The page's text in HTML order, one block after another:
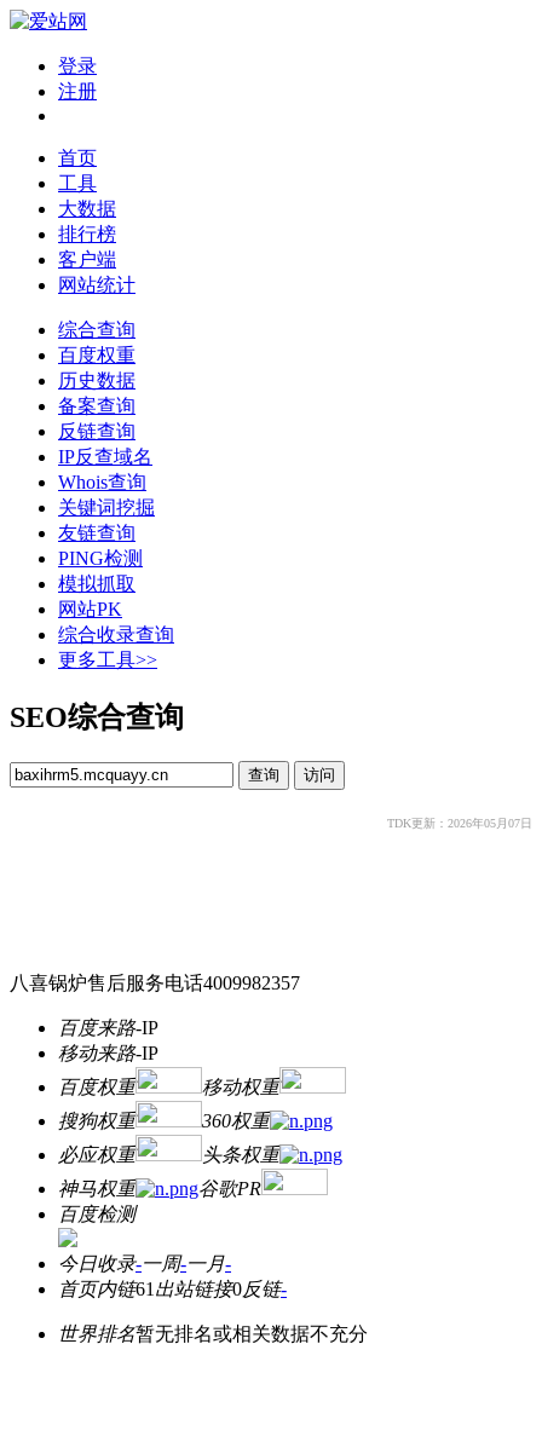
登录
注册
首页
工具
大数据
排行榜
客户端
网站统计
综合查询
百度权重
历史数据
备案查询
反链查询
IP反查域名
Whois查询
关键词挖掘
友链查询
PING检测
模拟抓取
网站PK
综合收录查询
更多工具>>
SEO综合查询
TDK更新：2026年05月07日
八喜锅炉售后服务电话4009982357
百度来路-IP
移动来路-IP
百度权重
移动权重
搜狗权重
360权重
必应权重
头条权重
神马权重
谷歌PR
百度检测
今日收录-一周-一月-
首页内链61 出站链接0反链-
世界排名暂无排名或相关数据不充分